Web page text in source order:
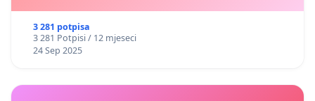
3 281 potpisa
3 281 Potpisi / 12 mjeseci
24 Sep 2025